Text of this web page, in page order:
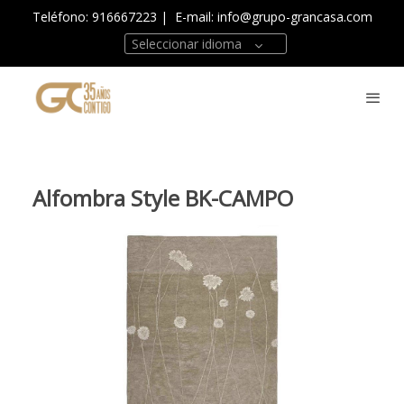
Teléfono: 916667223 | E-mail: info@grupo-grancasa.com
Seleccionar idioma
Alfombra Style BK-CAMPO